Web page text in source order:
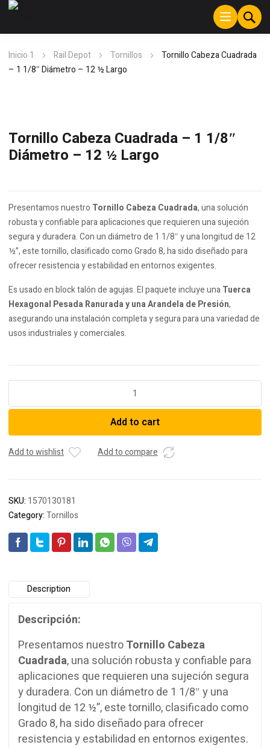
Inicio 1 Rail Depot Tornillos
Tornillo Cabeza Cuadrada
– 1 1/8″ Diámetro – 12 ½ Largo
Tornillo Cabeza Cuadrada – 1 1/8″
Diámetro – 12 ½ Largo
Presentamos nuestro Tornillo Cabeza Cuadrada, una solución
robusta y confiable para aplicaciones que requieren una sujeción
segura y duradera. Con un diámetro de 1 1/8″ y una longitud de 12
½”, este tornillo, clasificado como Grado 8, ha sido diseñado para
ofrecer resistencia y estabilidad en entornos exigentes.
Es usado en block talón de agujas. El paquete incluye unaTuerca
Hexagonal Pesada Ranurada y una Arandela de Presión,
asegurando una instalación completa y segura para una variedad de
usos industriales y comerciales.
Cuadrada
1
1/8"
½
Largo
quantity
Add to cart
Add to wishlist Add to compare
SKU: 1570130181
Category:Tornillos
Description
Descripción:
Presentamos nuestroTornillo Cabeza
Cuadrada, una solución robusta y confiable para
aplicaciones que requieren una sujeción segura
y duradera. Con un diámetro de 1 1/8″ y una
longitud de 12 ½”, este tornillo, clasificado como
Grado 8, ha sido diseñado para ofrecer
resistencia y estabilidad en entornos exigentes.